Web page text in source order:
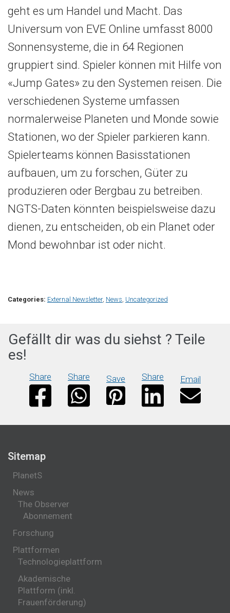
geht es um Handel und Macht. Das
Universum von EVE Online umfasst 8000
Sonnensysteme, die in 64 Regionen
gruppiert sind. Spieler können mit Hilfe von
«Jump Gates» zu den Systemen reisen. Die
verschiedenen Systeme umfassen
normalerweise Planeten und Monde sowie
Stationen, wo der Spieler parkieren kann.
Spielerteams können Basisstationen
aufbauen, um zu forschen, Güter zu
produzieren oder Bergbau zu betreiben.
NGTS-Daten könnten beispielsweise dazu
dienen, zu entscheiden, ob ein Planet oder
Mond bewohnbar ist oder nicht.
Categories: External Newsletter, News, Uncategorized
Gefällt dir was du siehst ? Teile
es!
Share Share Save Share Email
Sitemap
PlanetS
News
The Observer
Abonnement
Forschung
Plattformen
Technologieplattform
Akademische
Plattform (inkl.
Frauenförderung)